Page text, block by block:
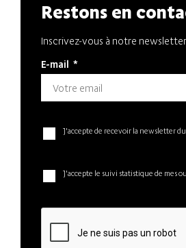
Restons en
Inscrivez-vous à notre newsletter
E-mail *
J'accepte de recevoir la newsletter
J'accepte le suivi statistique de mes